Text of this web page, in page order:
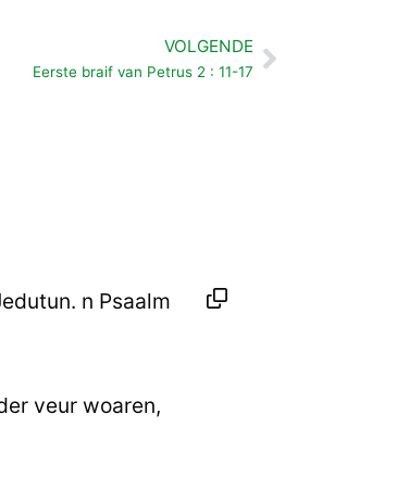
VOLGENDE
Eerste braif van Petrus 2 : 11-17Volgende
n Psaalm
veur woaren,